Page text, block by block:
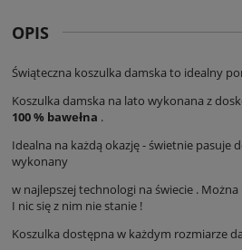
OPIS
Świąteczna koszulka damska to idealny
Koszulka damska na lato wykonana z
100 % bawełna .
Idealna na każdą okazję - świetnie pasuje
wykonany
w najlepszej technologi na świecie .
I nic się z nim nie stanie !
Koszulka dostępna w każdym rozmiarze